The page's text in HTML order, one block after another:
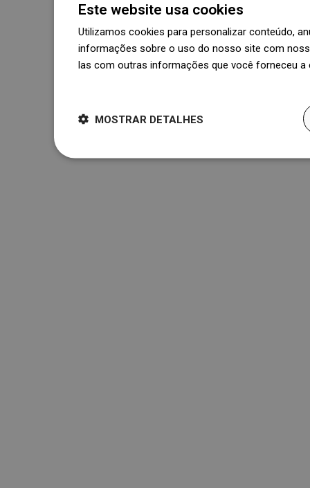
Este website usa cookies
Utilizamos cookies para personalizar conteúdo,
informações sobre o uso do nosso site com
las com outras informações que você forneceu
MOSTRAR DETALHES